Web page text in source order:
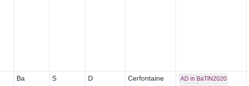
Ba S D Cerfontaine
AD in BaTIN2020